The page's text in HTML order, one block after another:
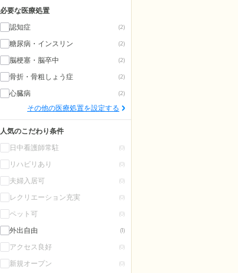
必要な医療処置
認知症
(2)
糖尿病・インスリン (2)
脳梗塞・脳卒中 (2)
骨折・骨粗しょう症 (2)
心臓病 (2)
その他の医療処置を設定する
人気のこだわり条件
日中看護師常駐
(0)
リハビリあり (0)
夫婦入居可 (0)
レクリエーション充実 (0)
ペット可 (0)
外出自由 (1)
アクセス良好 (0)
新規オープン (0)